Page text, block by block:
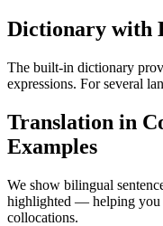
Dictionary with
The built-in dictionary
expressions. For several
Translation in
Examples
We show bilingual
highlighted — helping you
collocations.